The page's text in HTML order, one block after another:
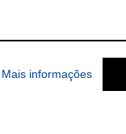
Mais informações